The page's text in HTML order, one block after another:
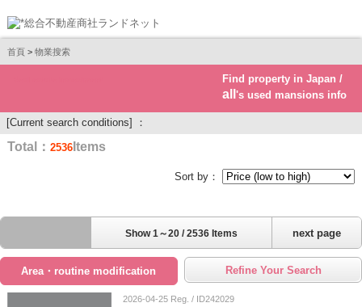
首頁 > 物業搜索
Find property in Japan /
all 's used mansions info
[Current search conditions] ：
Total： 2536Items
Sort by：
next page
Show 1～20 / 2536 Items
Area・routine modification Refine Your Search
2026-04-25 Reg. / ID242029